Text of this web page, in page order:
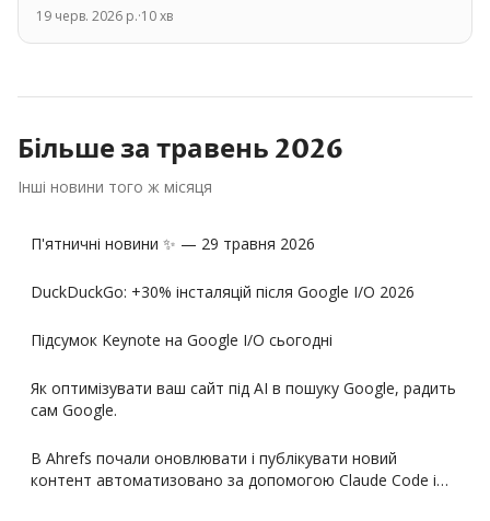
19 черв. 2026 р.·10хв
Більше за травень 2026
Інші новини того ж місяця
П'ятничні новини ✨ — 29 травня 2026
DuckDuckGo: +30% інсталяцій після Google I/O 2026
Підсумок Keynote на Google I/O сьогодні
Як оптимізувати ваш сайт під AI в пошуку Google, радить
сам Google.
В Ahrefs почали оновлювати і публікувати новий
контент автоматизовано за допомогою Claude Code і…